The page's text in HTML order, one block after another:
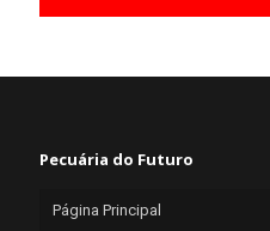
Pecuária do Futuro
Página Principal